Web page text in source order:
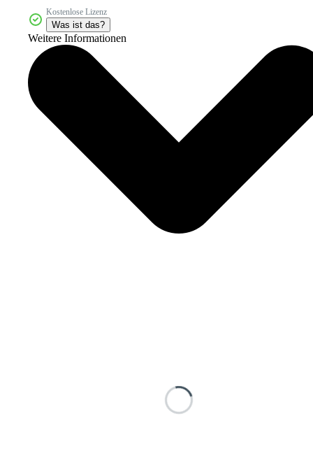
Kostenlose Lizenz
Was ist das?
Weitere Informationen